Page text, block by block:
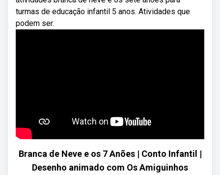
turmas de educação infantil 5 anos. Atividades que
podem ser.
Branca de Neve e os 7 Anões | Conto Infantil |
Desenho animado com Os Amiguinhos